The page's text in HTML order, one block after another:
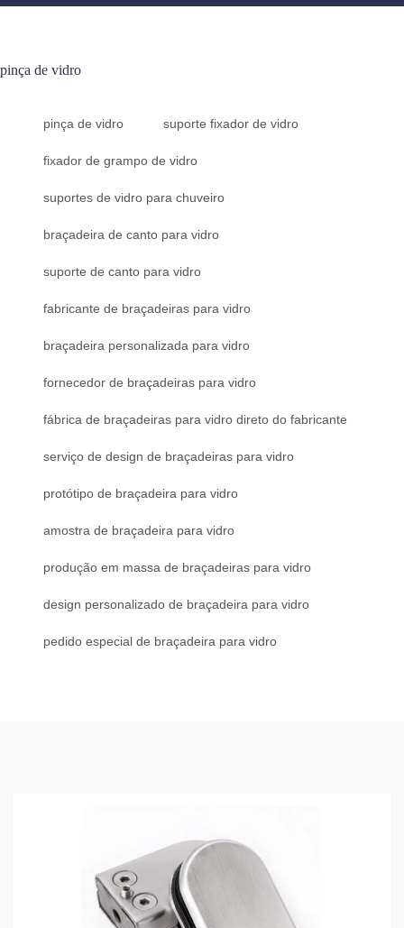
pinça de vidro
pinça de vidro suporte fixador de vidro
fixador de grampo de vidro
suportes de vidro para chuveiro
braçadeira de canto para vidro
suporte de canto para vidro
fabricante de braçadeiras para vidro
braçadeira personalizada para vidro
fornecedor de braçadeiras para vidro
fábrica de braçadeiras para vidro direto do fabricante
serviço de design de braçadeiras para vidro
protótipo de braçadeira para vidro
amostra de braçadeira para vidro
produção em massa de braçadeiras para vidro
design personalizado de braçadeira para vidro
pedido especial de braçadeira para vidro